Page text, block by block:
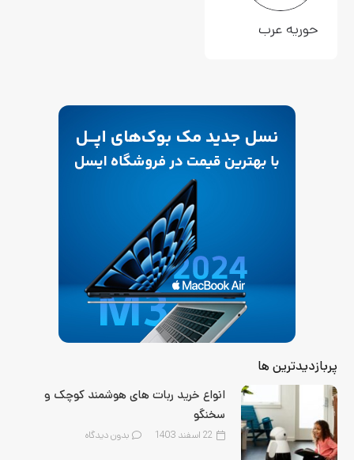
حوریه عرب
پربازدیدترین ها
انواع خرید ربات های هوشمند کوچک و
سخنگو
22 اسفند 1403 بدون دیدگاه